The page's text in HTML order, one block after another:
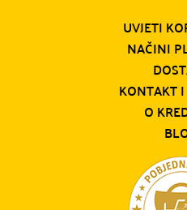
UVJETI
NAČINI
KONTAKT
O